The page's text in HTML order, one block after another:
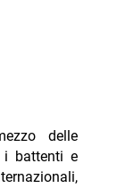
delle
i battenti e